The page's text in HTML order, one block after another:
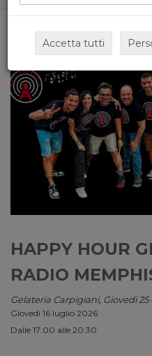
HAPPY HOUR
RADIO
Gelateria Carpigiani, Giovedi
Giovedì 16 luglio 2026
Dalle 17:00 alle 20:30
Accetta tutti